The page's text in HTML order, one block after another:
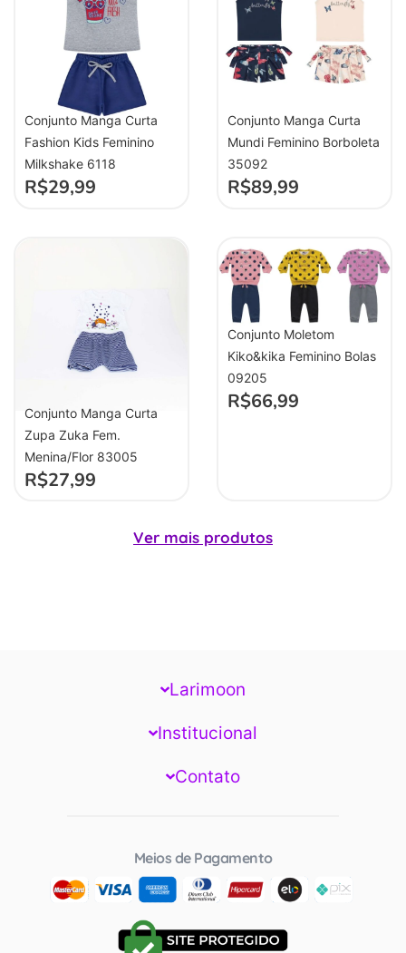
Conjunto Manga Curta
Fashion Kids Feminino
Milkshake 6118
R$29,99
Conjunto Manga Curta
Mundi Feminino Borboleta
35092
R$89,99
Conjunto Manga Curta
Zupa Zuka Fem.
Menina/Flor 83005
R$27,99
Conjunto Moletom
Kiko&kika Feminino Bolas
09205
R$66,99
Ver mais produtos
Larimoon
Institucional
Contato
Meios de Pagamento